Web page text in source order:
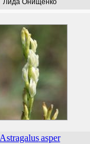
Лида Онищенко
Astragalus asper